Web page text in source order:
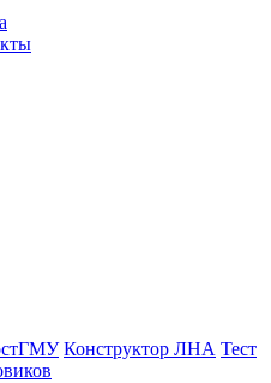
Конструктор ЛНА Тест